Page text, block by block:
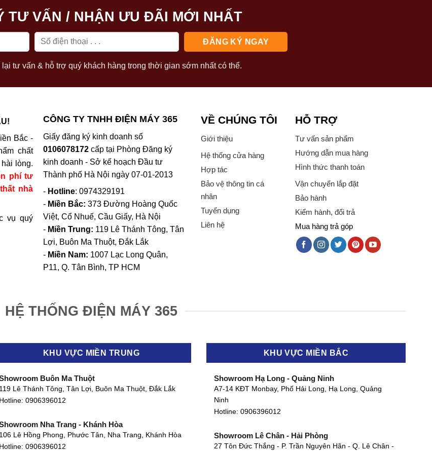
TƯ VẤN / NHẬN ƯU ĐÃI MỚI NHẤT
tư vấn & hỗ trợ quý khách hàng trong thời gian sớm nhất có thể.
Bắc -
chất
lòng.
phí tư
nhà
vụ quý
CÔNG TY TNHH ĐIỆN MÁY 365
Giấy đăng ký kinh doanh số
0106078172cấp tại Phòng Đăng ký
kinh doanh - Sở kế hoạch Đầu tư
Thành phố Hà Nội ngày 07-01-2013
- Hotline: 0974329191
- Miền Bắc: 373 Đường Hoàng Quốc
Việt, Cổ Nhuế, Cầu Giấy, Hà Nội
- Miền Trung: 119 Lê Thánh Tông, Tân
Lợi, Buôn Ma Thuột, Đắk Lắk
- Miền Nam: 1007 Lạc Long Quân,
P11, Q. Tân Bình, TP HCM
VỀ CHÚNG TÔI
Giới thiệu
Hệ thống cửa hàng
Hợp tác
Bảo vệ thông tin cá
nhân
Tuyển dụng
Liên hệ
HỖ TRỢ
Tư vấn sản phẩm
Hướng dẫn mua hàng
Hình thức thanh toán
Vận chuyển lắp đặt
Bảo hành
Kiểm hành, đổi trả
Mua hàng trả góp
HỆ THỐNG ĐIỆN MÁY 365
KHU VỰC MIỀN TRUNG
Buôn Ma Thuột
119 Lê Thánh Tông, Tân Lợi, Buôn Ma Thuột, Đắk Lắk
Hotline:0906396012
Nha Trang - Khánh Hòa
106 Lê Hồng Phong, Phước Tân, Nha Trang, Khánh Hòa
Hotline:0906396012
KHU VỰC MIỀN BẮC
Showroom Hạ Long - Quảng Ninh
A7-14 KĐT Monbay, Phố Hải Long, Hạ Long, Quảng
Ninh
Hotline: 0906396012
Showroom Lê Chân - Hải Phòng
27 Tôn Đức Thắng - P. Trần Nguyên Hãn - Q. Lê Chân -